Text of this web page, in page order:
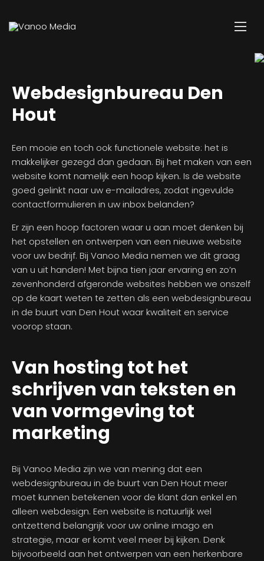
Webdesignbureau Den
Hout
Een mooie en toch ook functionele website: het is
makkelijker gezegd dan gedaan. Bij het maken van een
website komt namelijk een hoop kijken. Is de website
goed gelinkt naar uw e-mailadres, zodat ingevulde
contactformulieren in uw inbox belanden?
Er zijn een hoop factoren waar u aan moet denken bij
het opstellen en ontwerpen van een nieuwe website
voor uw bedrijf. Bij Vanoo Media nemen we dit graag
van u uit handen! Met bijna tien jaar ervaring en zo’n
zevenhonderd afgeronde websites hebben we onszelf
op de kaart weten te zetten als een webdesignbureau
in de buurt van Den Hout waar kwaliteit en service
voorop staan.
Van hosting tot het
schrijven van teksten en
van vormgeving tot
marketing
Bij Vanoo Media zijn we van mening dat een
webdesignbureau in de buurt van Den Hout meer
moet kunnen betekenen voor de klant dan enkel en
alleen webdesign. Een website is natuurlijk wel
ontzettend belangrijk voor uw online imago en
strategie, maar er komt veel meer bij kijken. Denk
bijvoorbeeld aan het ontwerpen van een herkenbare